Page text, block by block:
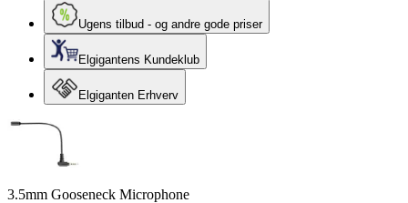
Ugens tilbud - og andre gode priser
Elgigantens Kundeklub
Elgiganten Erhverv
3.5mm Gooseneck Microphone